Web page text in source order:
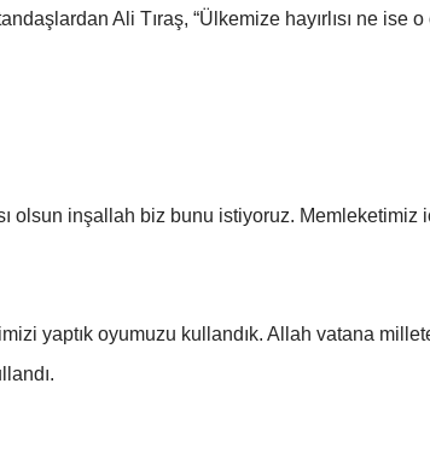
Ali Tıraş, “Ülkemize hayırlısı ne ise
olsun inşallah biz bunu istiyoruz. Memleketimiz
yaptık oyumuzu kullandık. Allah vatana